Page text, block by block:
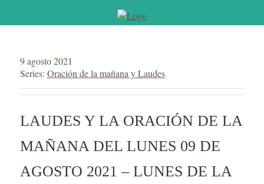
9 agosto 2021
Series: Oración de la mañana y Laudes
LAUDES Y LA ORACIÓN DE LA
MAÑANA DEL LUNES 09 DE
AGOSTO 2021 – LUNES DE LA